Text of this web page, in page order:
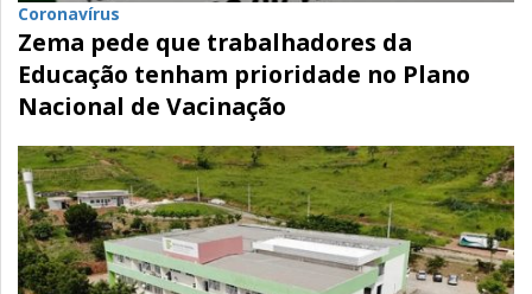
Coronavírus
Zema pede que trabalhadores da
Educação tenham prioridade no Plano
Nacional de Vacinação